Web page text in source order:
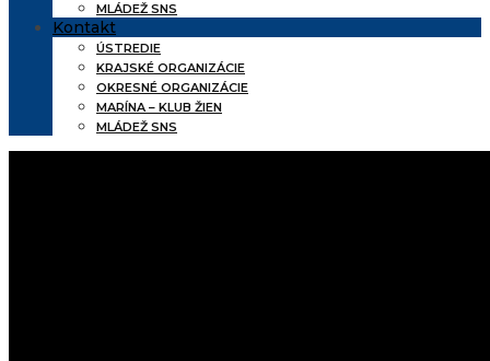
MLÁDEŽ SNS
Kontakt
ÚSTREDIE
KRAJSKÉ ORGANIZÁCIE
OKRESNÉ ORGANIZÁCIE
MARÍNA – KLUB ŽIEN
MLÁDEŽ SNS